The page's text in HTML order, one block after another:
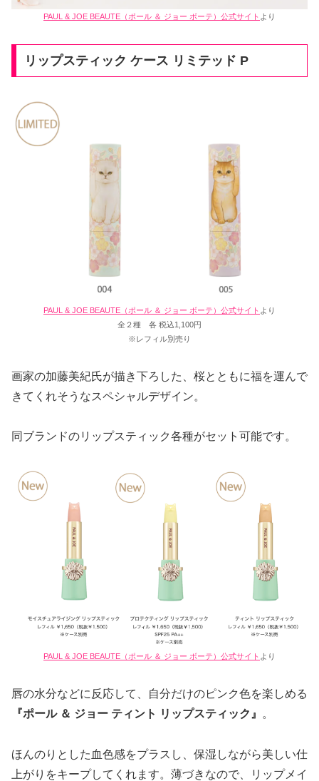
PAUL & JOE BEAUTE（ポール ＆ ジョー ボーテ）公式サイト より
リップスティック ケース リミテッド P
PAUL & JOE BEAUTE（ポール ＆ ジョー ボーテ）公式サイト より
全２種 各 税込1,100円
※レフィル別売り
画家の加藤美紀氏が描き下ろした、桜とともに福を運んで
きてくれそうなスペシャルデザイン。
同ブランドのリップスティック各種がセット可能です。
PAUL & JOE BEAUTE（ポール ＆ ジョー ボーテ）公式サイト より
唇の水分などに反応して、自分だけのピンク色を楽しめる
『ポール ＆ ジョー ティント リップスティック』
。
ほんのりとした血色感をプラスし、保湿しながら美しい仕
上がりをキープしてくれます。薄づきなので、リップメイ